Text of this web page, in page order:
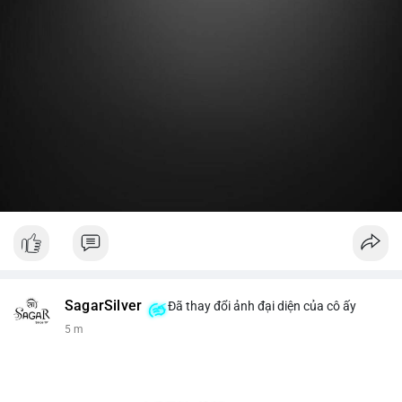
SagarSilver Đã thay đổi ảnh đại diện của cô ấy
5 m